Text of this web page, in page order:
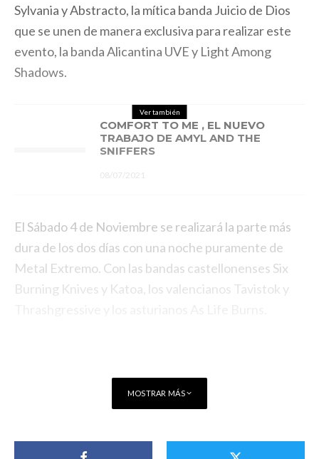
Sylvania y Abstracto, la mítica banda Juicio de Dios
que se unen de manera exclusiva para realizar este
evento, la banda Alicantina UVE y Light Among
Shadows.
Ver también
COMFORT TO ME , EL NUEVO
TRABAJO DE AMYL AND THE
SNIFFERS
08/07/2021
El Sábado 4 de Noviembre se realizará la parte más
dura de los dos días con una noche puramente de
Metal Extremo. Con las bandas castellonenses Six
Burning Knives y Katoa, los valencianos Tavistok y
MOSTRAR MÁS